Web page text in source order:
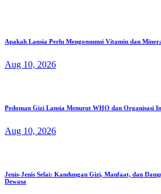
Apakah Lansia Perlu Mengonsumsi Vitamin dan
Aug 10, 2026
Pedoman Gizi Lansia Menurut WHO dan Organisasi
Aug 10, 2026
Jenis-Jenis Selai: Kandungan Gizi, Manfaat, dan
Dewasa